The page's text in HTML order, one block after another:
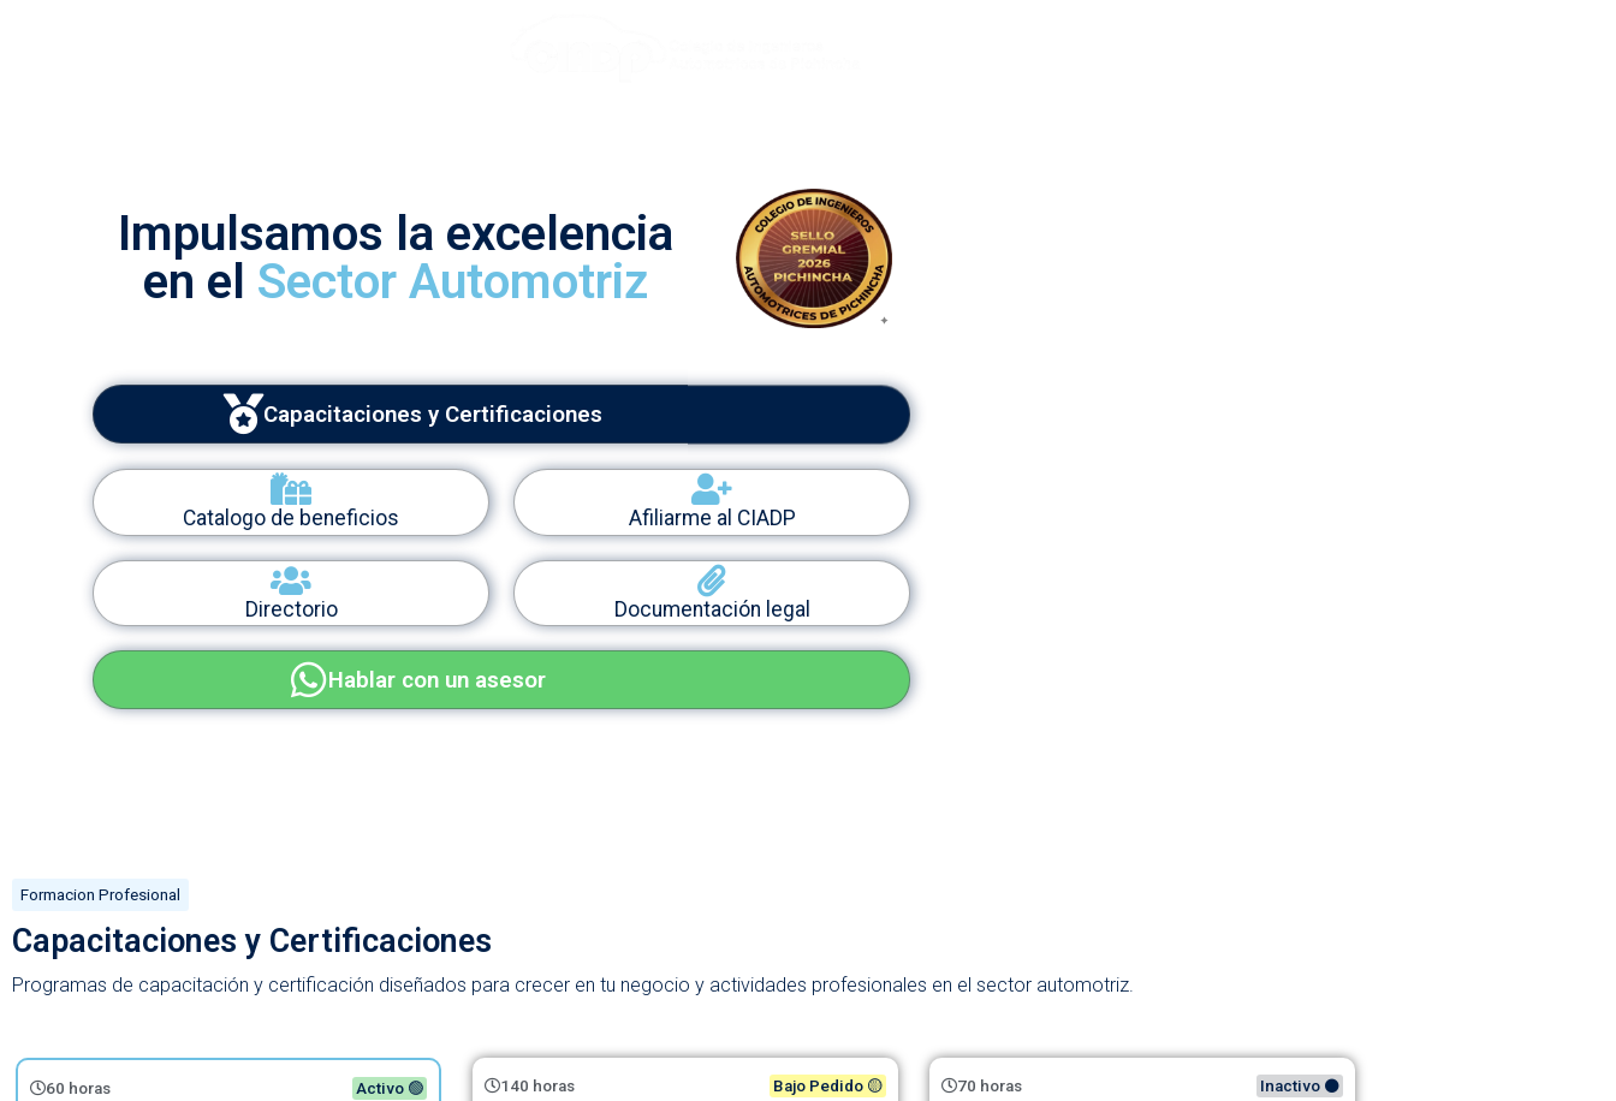
Impulsamos la excelencia
en el Sector Automotriz
Capacitaciones y Certificaciones
Catalogo de beneficios
Directorio
Afiliarme al CIADP
Documentación legal
Hablar con un asesor
Formacion Profesional
Capacitaciones y Certificaciones
Programas de capacitación y certificación diseñados para crecer en tu negocio y actividades profesionales en el sector automotriz.
60 horas Activo 🟢 140 horas Bajo Pedido 🟡 70 horas Inactivo ⚫